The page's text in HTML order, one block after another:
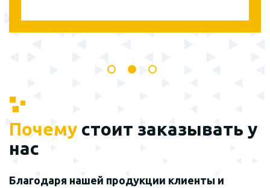
Почему стоит заказывать у
нас
Благодаря нашей продукции клиенты и